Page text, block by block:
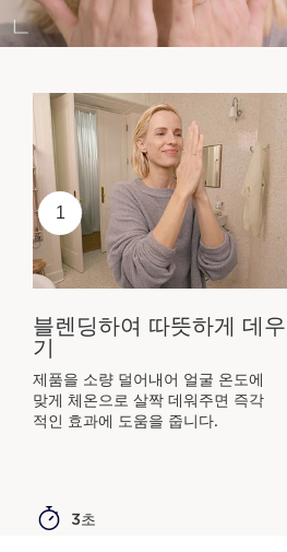
1
블렌딩하여 따뜻하게 데우
기
제품을 소량 덜어내어 얼굴 온도에
맞게 체온으로 살짝 데워주면 즉각
적인 효과에 도움을 줍니다.
3초